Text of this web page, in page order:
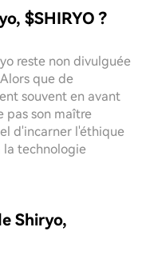
$SHIRYO ?
reste non divulguée
que de
souvent en avant
pas son maître
d'incarner l'éthique
la technologie
Shiryo,